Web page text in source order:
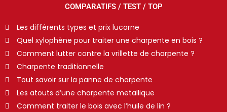
COMPARATIFS / TEST / TOP
Les différents types et prix lucarne
Quel xylophène pour traiter une charpente en bois ?
Comment lutter contre la vrillette de charpente ?
Charpente traditionnelle
Tout savoir sur la panne de charpente
Les atouts d’une charpente metallique
Comment traiter le bois avec l’huile de lin ?